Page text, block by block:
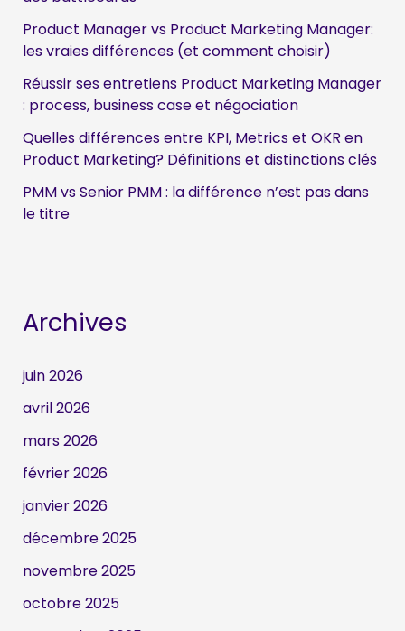
r
:
Product Manager vs Product Marketing Manager:
les vraies différences (et comment choisir)
Réussir ses entretiens Product Marketing Manager
: process, business case et négociation
Quelles différences entre KPI, Metrics et OKR en
Product Marketing? Définitions et distinctions clés
PMM vs Senior PMM : la différence n’est pas dans
le titre
Archives
juin 2026
avril 2026
mars 2026
février 2026
janvier 2026
décembre 2025
novembre 2025
octobre 2025